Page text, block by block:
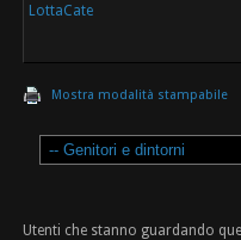
LottaCate
Mostra modalità stampabile
Utenti che stanno guardando